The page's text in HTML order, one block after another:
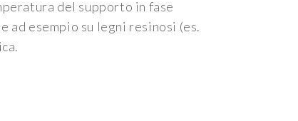
del supporto in fase
ad esempio su legni resinosi (es.